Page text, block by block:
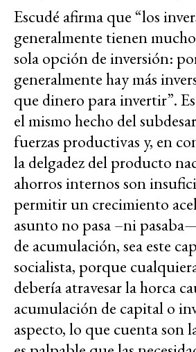
Escudé afirma que “los
generalmente tienen
sola opción de inversión:
generalmente hay más
que dinero para invertir”.
el mismo hecho del
fuerzas productivas y, en
la delgadez del producto
ahorros internos son
permitir un crecimiento
asunto no pasa –ni
de acumulación, sea este
socialista, porque
debería atravesar la horca
acumulación de capital o
aspecto, lo que cuenta son